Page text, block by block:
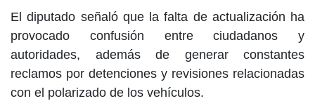
El diputado señaló que la falta de actualización ha
provocado confusión entre ciudadanos y
autoridades, además de generar constantes
reclamos por detenciones y revisiones relacionadas
con el polarizado de los vehículos.